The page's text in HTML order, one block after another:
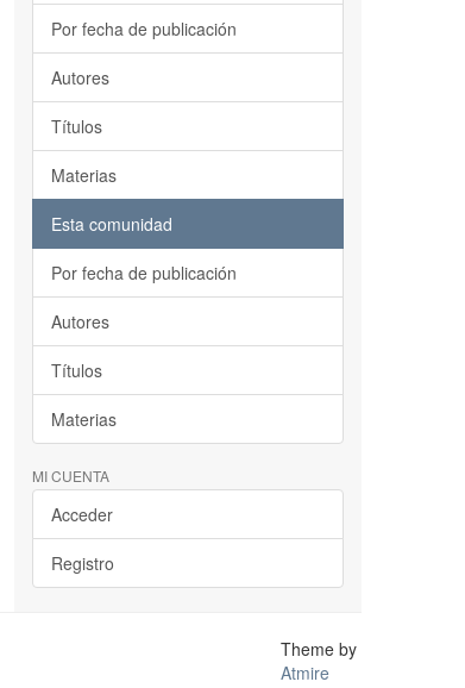
Por fecha de publicación
Autores
Títulos
Materias
Esta comunidad
Por fecha de publicación
Autores
Títulos
Materias
MI CUENTA
Acceder
Registro
Theme by
Atmire